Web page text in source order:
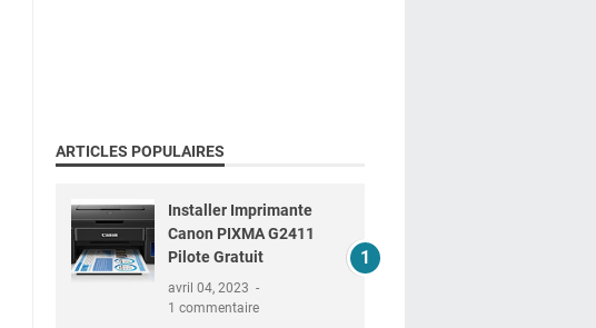
ARTICLES POPULAIRES
Installer Imprimante
Canon PIXMA G2411
Pilote Gratuit
avril 04, 2023
1 commentaire